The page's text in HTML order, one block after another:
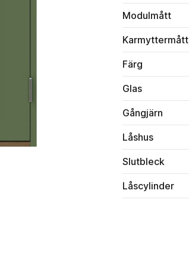
Modulmått
Karmyttermått
Färg
Glas
Gångjärn
Låshus
Slutbleck
Låscylinder